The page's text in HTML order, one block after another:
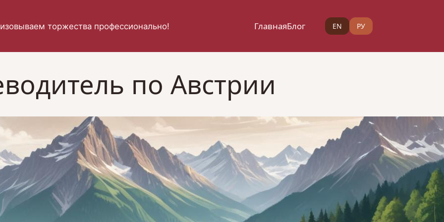
торжества профессионально! ГлавнаяБлог EN РУ
по Австрии